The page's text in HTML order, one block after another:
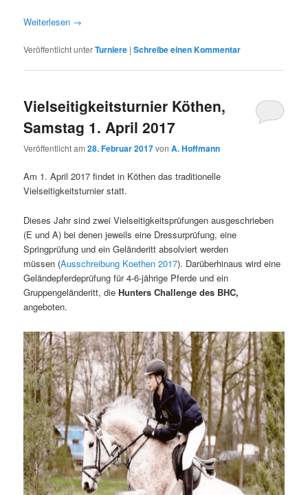
Weiterlesen →
Veröffentlicht unterTurniere |Schreibe einen Kommentar
Vielseitigkeitsturnier Köthen,
Samstag 1. April 2017
Veröffentlicht am28. Februar 2017vonA. Hoffmann
Am 1. April 2017 findet in Köthen das traditionelle
Vielseitigkeitsturnier statt.
Dieses Jahr sind zwei Vielseitigkeitsprüfungen ausgeschrieben
(E und A) bei denen jeweils eine Dressurprüfung, eine
Springprüfung und ein Geländeritt absolviert werden
müssen (Ausschreibung Koethen 2017). Darüberhinaus wird eine
Geländepferdeprüfung für 4-6-jährige Pferde und ein
Gruppengeländeritt, dieHunters Challenge des BHC,
angeboten.